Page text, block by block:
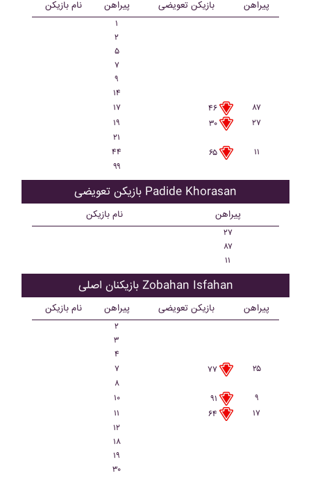
نام بازیکن پیراهن بازیکن تعویضی پیراهن
۱
۲
۵
۷
۹
۱۴
۱۷
۴۶
۸۷
۱۹
۳۰
۲۷
۲۱
۴۴
۶۵
۱۱
۹۹
بازیکن تعویضی Padide Khorasan
نام بازیکن پیراهن
۲۷
۸۷
۱۱
بازیکنان اصلی Zobahan Isfahan
نام بازیکن پیراهن بازیکن تعویضی پیراهن
۲
۳
۴
۷
۷۷
۲۵
۸
۱۰
۹۱
۹
۱۱
۶۴
۱۷
۱۲
۱۸
۱۹
۳۰